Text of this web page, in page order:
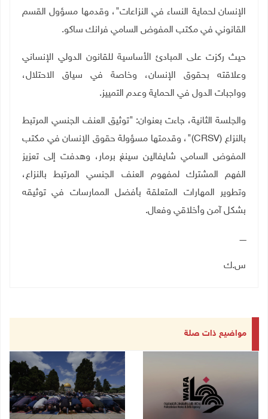
الإنسان لحماية النساء في النزاعات"، وقدمها مسؤول القسم
القانوني في مكتب المفوض السامي فرانك ساكو.
حيث ركزت على المبادئ الأساسية للقانون الدولي الإنساني
وعلاقته بحقوق الإنسان، وخاصة في سياق الاحتلال،
وواجبات الدول في الحماية وعدم التمييز.
والجلسة الثانية، جاءت بعنوان: "توثيق العنف الجنسي المرتبط
بالنزاع (CRSV)"، وقدمتها مسؤولة حقوق الإنسان في مكتب
المفوض السامي شايفالين سينغ برمار، وهدفت إلى تعزيز
الفهم المشترك لمفهوم العنف الجنسي المرتبط بالنزاع،
وتطوير المهارات المتعلقة بأفضل الممارسات في توثيقه
بشكل آمن وأخلاقي وفعال.
ـــــ
س.ك
مواضيع ذات صلة